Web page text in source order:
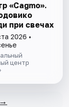
«Cagmo».
при свечах
2026 •
центр
→